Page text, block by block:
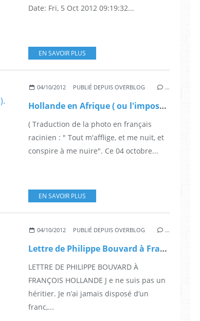
Date: Fri, 5 Oct 2012 09:19:32...
EN SAVOIR PLUS
04/10/2012 PUBLIÉ DEPUIS OVERBLOG …
Hollande en Afrique ( ou l'imposture dans tous ses Etats ).
( Traduction de la photo en français
racinien : " Tout m'afflige, et me nuit, et
conspire à me nuire". Ce 04 octobre...
EN SAVOIR PLUS
04/10/2012 PUBLIÉ DEPUIS OVERBLOG …
Lettre de Philippe Bouvard à François Hollande.
LETTRE DE PHILIPPE BOUVARD À
FRANÇOIS HOLLANDE J e ne suis pas un
héritier. Je n’ai jamais disposé d’un
franc,...